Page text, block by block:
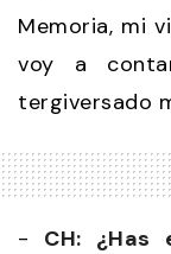
Memoria, mi
voy a
tergiversado
- CH: ¿Has